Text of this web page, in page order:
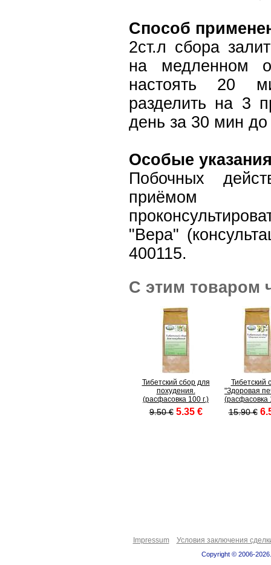
Способ
2ст.л сбора
на медленном
настоять 20
разделить на 3
день за 30 мин
Особые
Побочных
приёмом
"Вера"
400115.
С этим товаром
Тибетский сбор для
похудения.
(расфасовка 100 г.)
9.50 € 5.35 €
Тибетский
"Здоровая
(расфасовка
15.90 €
Impressum Условия заключения
Copyright © 2006-